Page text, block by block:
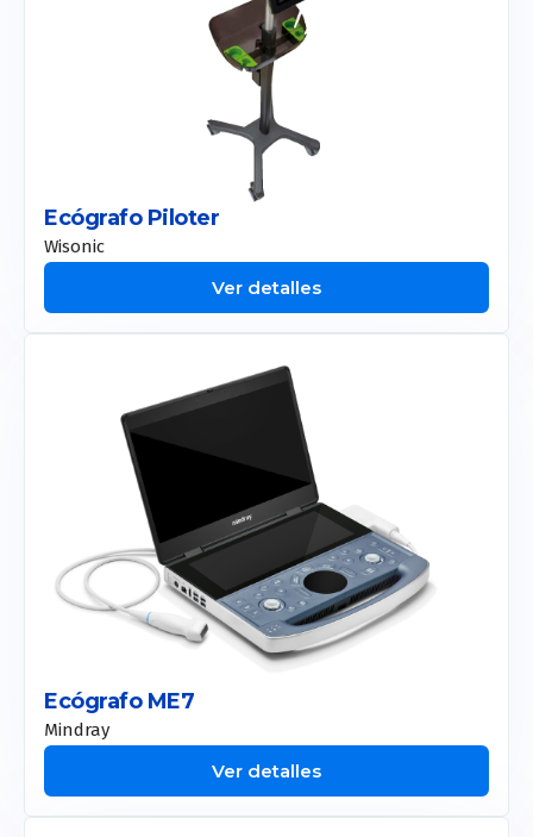
Ecógrafo Piloter
Wisonic
Ver detalles
Ecógrafo ME7
Mindray
Ver detalles